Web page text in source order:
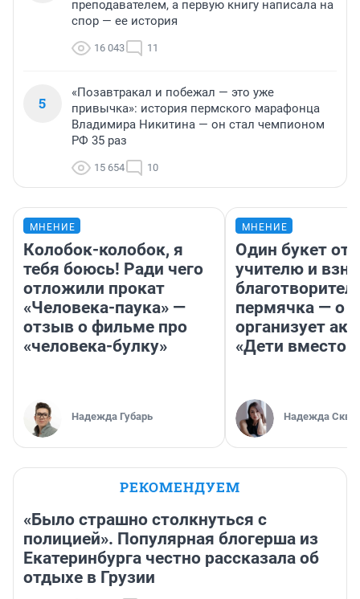
преподавателем, а первую книгу написала на
спор — ее история
16 043 11
5
«Позавтракал и побежал — это уже
привычка»: история пермского марафонца
Владимира Никитина — он стал чемпионом
РФ 35 раз
15 654 10
МНЕНИЕ
Колобок-колобок, я
тебя боюсь! Ради чего
отложили прокат
«Человека-паука» —
отзыв о фильме про
«человека-булку»
Надежда Губарь
МНЕНИЕ
Один букет от
учителю и
пермячка — о
организует
«Дети вместо
Надежда
РЕКОМЕНДУЕМ
«Было страшно столкнуться с
полицией». Популярная блогерша из
Екатеринбурга честно рассказала об
отдыхе в Грузии